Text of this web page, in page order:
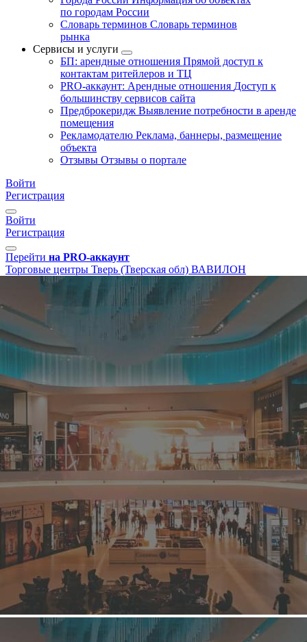
по городам России
Словарь терминов Словарь терминов
рынка
Сервисы и услуги
БП: арендные отношения Прямой доступ к
контактам ритейлеров и ТЦ
PRO-аккаунт: Арендные отношения Доступ к
большинству сервисов сайта
Предброкеридж Выявление потребности в аренде
помещения
Рекламодателю Реклама, баннеры, размещение
объекта
Отзывы Отзывы о портале
Войти
Регистрация
Войти
Регистрация
Перейти на PRO-аккаунт
Торговые центры Тверь (Тверская обл) ВАВИЛОН
Торговый комплекс
ВАВИЛОН